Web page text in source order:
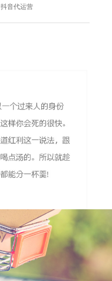
抖音代运营